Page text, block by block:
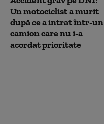
Un motociclist a murit
după ce a intrat într-un
camion care nu i-a
acordat prioritate